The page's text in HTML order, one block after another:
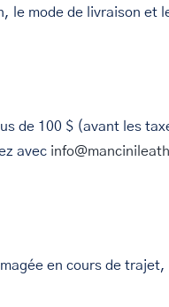
le mode de livraison et
de 100 $ (avant les
avec
en cours de